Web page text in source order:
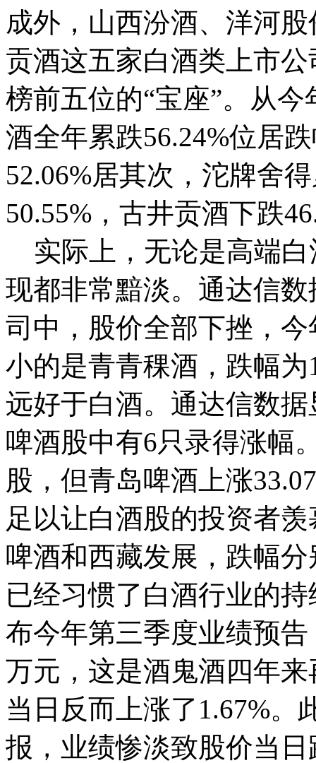
成外，山西汾酒、洋河
贡酒这五家白酒类上市
榜前五位的“宝座”。从
酒全年累跌56.24%位居
52.06%居其次，沱牌舍
50.55%，古井贡酒下跌
实际上，无论是高端白
现都非常黯淡。通达信
司中，股价全部下挫，
小的是青青稞酒，跌幅
远好于白酒。通达信数
啤酒股中有6只录得涨幅
股，但青岛啤酒上涨
足以让白酒股的投资者
啤酒和西藏发展，跌幅
已经习惯了白酒行业的
布今年第三季度业绩预
万元，这是酒鬼酒四年
当日反而上涨了1.67%。
报，业绩惨淡致股价当